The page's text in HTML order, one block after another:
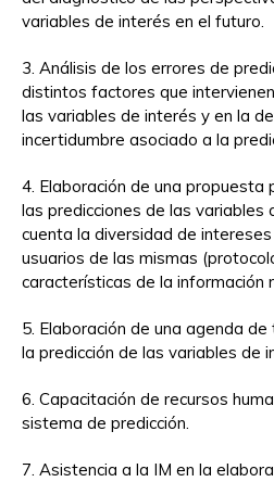
variables de interés en el futuro.
3. Análisis de los errores de
distintos factores que
las variables de interés y en la
incertidumbre asociado a la
4. Elaboración de una propuesta
las predicciones de las variables
cuenta la diversidad de
usuarios de las mismas
características de la información
5. Elaboración de una agenda
la predicción de las variables de
6. Capacitación de recursos
sistema de predicción.
7. Asistencia a la IM en la